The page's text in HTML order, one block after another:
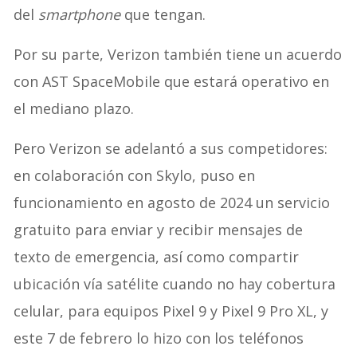
del smartphoneque tengan.
Por su parte, Verizon también tiene un acuerdo
con AST SpaceMobile que estará operativo en
el mediano plazo.
Pero Verizon se adelantó a sus competidores:
en colaboración con Skylo, puso en
funcionamiento en agosto de 2024 un servicio
gratuito para enviar y recibir mensajes de
texto de emergencia, así como compartir
ubicación vía satélite cuando no hay cobertura
celular, para equipos Pixel 9 y Pixel 9 Pro XL, y
este 7 de febrero lo hizo con los teléfonos